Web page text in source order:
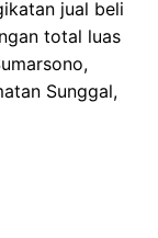
jual beli
total luas
Sunggal,